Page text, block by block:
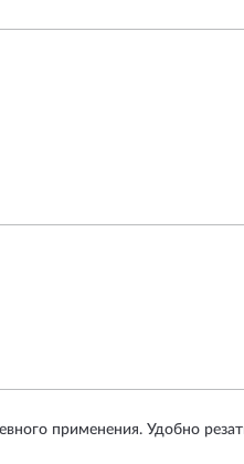
применения. Удобно